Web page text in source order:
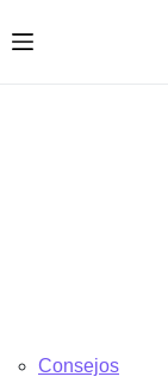
al
Consejos